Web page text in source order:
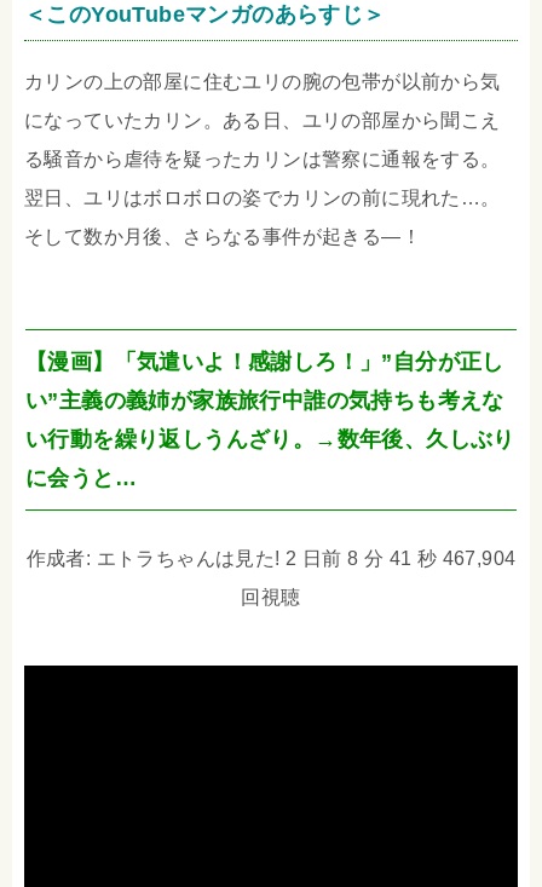
＜このYouTubeマンガのあらすじ＞
カリンの上の部屋に住むユリの腕の包帯が以前から気
になっていたカリン。ある日、ユリの部屋から聞こえ
る騒音から虐待を疑ったカリンは警察に通報をする。
翌日、ユリはボロボロの姿でカリンの前に現れた…。
そして数か月後、さらなる事件が起きる―！
【漫画】「気遣いよ！感謝しろ！」”自分が正し
い”主義の義姉が家族旅行中誰の気持ちも考えな
い行動を繰り返しうんざり。→数年後、久しぶり
に会うと…
作成者: エトラちゃんは見た! 2 日前 8 分 41 秒 467,904
回視聴